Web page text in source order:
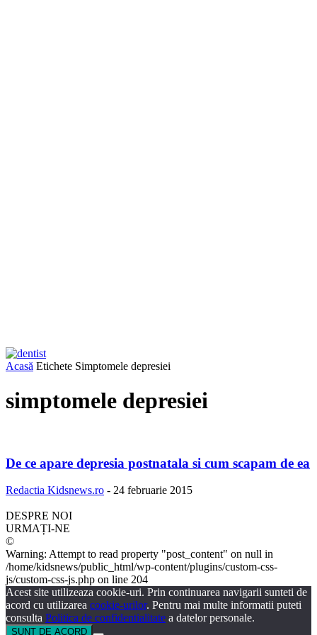
Acasă Etichete Simptomele depresiei
simptomele depresiei
De ce apare depresia postnatala si cum scapam de ea
Redactia Kidsnews.ro - 24 februarie 2015
DESPRE NOI
URMAȚI-NE
©
Warning: Attempt to read property "post_content" on null in
/home/kidsnews/public_html/wp-content/plugins/custom-css-
js/custom-css-js.php on line 204
Acest site utilizeaza cookie-uri. Prin continuarea navigarii sunteti de
acord cu utilizarea cookie-urilor. Pentru mai multe informatii puteti
consulta Politica de confidentialitate a datelor personale.
SUNT DE ACORD